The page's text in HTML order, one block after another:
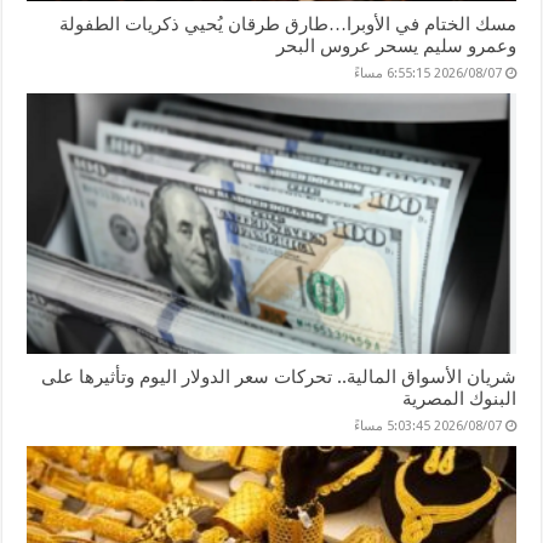
مسك الختام في الأوبرا…طارق طرقان يُحيي ذكريات الطفولة
وعمرو سليم يسحر عروس البحر
2026/08/07 6:55:15 مساءً
شريان الأسواق المالية.. تحركات سعر الدولار اليوم وتأثيرها على
البنوك المصرية
2026/08/07 5:03:45 مساءً